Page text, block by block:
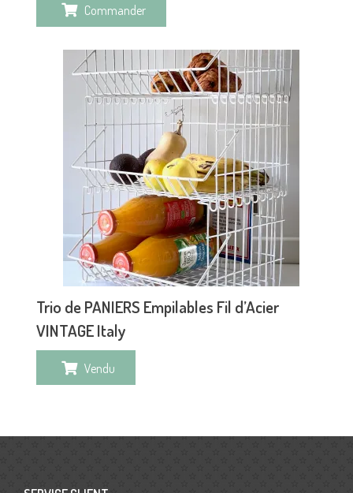
Commander
Trio de PANIERS Empilables Fil d’Acier
VINTAGE Italy
Vendu